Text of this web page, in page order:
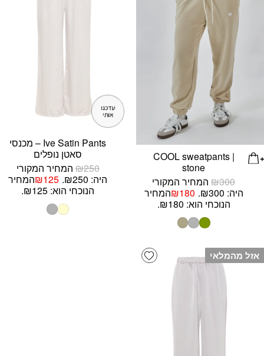
COOL sweatpants |
stone
₪300
המחיר המקורי
היה: ₪300.
₪180
המחיר
הנוכחי הוא: ₪180.
Ive Satin Pants – מכנסי
סאטן נופלים
₪250
המחיר המקורי
היה: ₪250.
₪125
המחיר
הנוכחי הוא: ₪125.
Add wishlist אזל מהמלאי